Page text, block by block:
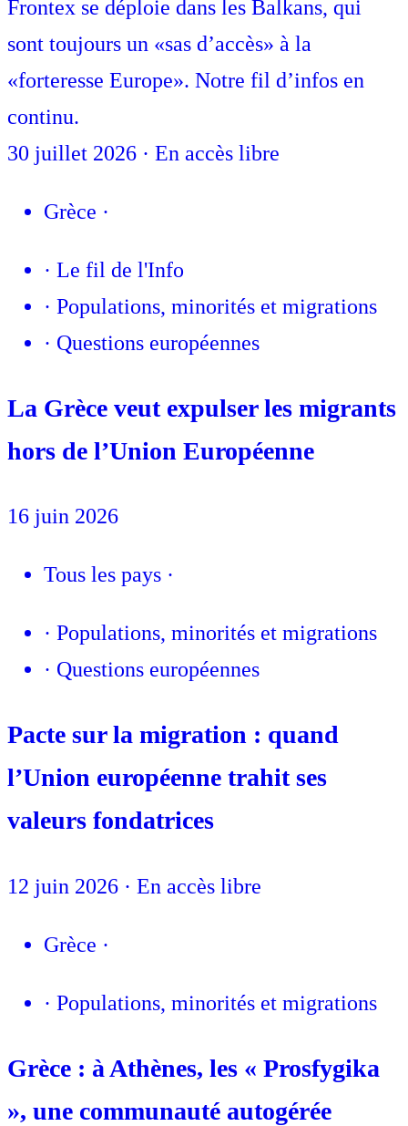
Frontex se déploie dans les Balkans, qui
sont toujours un «sas d’accès» à la
«forteresse Europe». Notre fil d’infos en
continu.
30 juillet 2026 · En accès libre
Grèce ·
· Le fil de l'Info
· Populations, minorités et migrations
· Questions européennes
La Grèce veut expulser les migrants
hors de l’Union Européenne
16 juin 2026
Tous les pays ·
· Populations, minorités et migrations
· Questions européennes
Pacte sur la migration : quand
l’Union européenne trahit ses
valeurs fondatrices
12 juin 2026 · En accès libre
Grèce ·
· Populations, minorités et migrations
Grèce : à Athènes, les « Prosfygika
», une communauté autogérée